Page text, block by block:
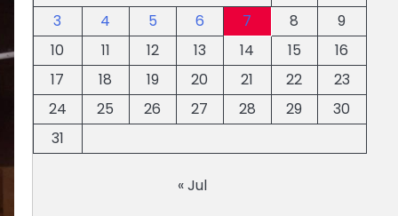
3
4 5 6 7 8
9
10
11 12 13 14 15
16
17
18 19 20 21 22
23
24
25 26 27 28 29
30
31
« Jul